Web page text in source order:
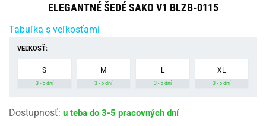
ELEGANTNÉ ŠEDÉ SAKO V1 BLZB-0115
Tabuľka s veľkosťami
VEĽKOSŤ:
S
3 - 5 dní
M
3 - 5 dní
L
3 - 5 dní
XL
3 - 5 dní
Dostupnosť: u teba do 3-5 pracovných dní